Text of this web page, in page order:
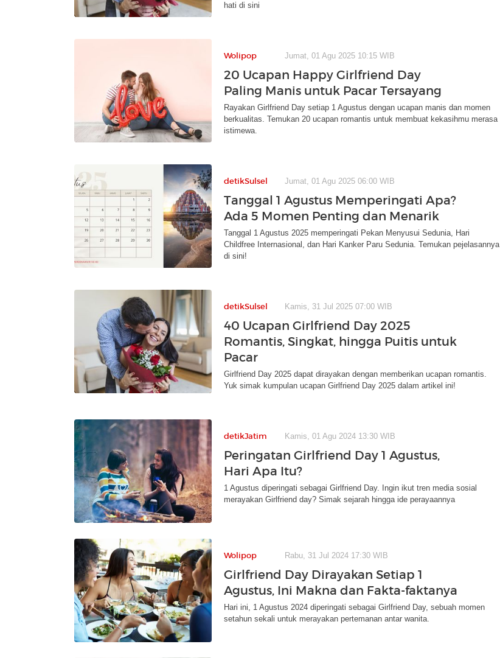
hati di sini
Wolipop Jumat, 01 Agu 2025 10:15 WIB
20 Ucapan Happy Girlfriend Day
Paling Manis untuk Pacar Tersayang
Rayakan Girlfriend Day setiap 1 Agustus dengan ucapan manis dan momen
berkualitas. Temukan 20 ucapan romantis untuk membuat kekasihmu merasa
istimewa.
detikSulsel Jumat, 01 Agu 2025 06:00 WIB
Tanggal 1 Agustus Memperingati Apa?
Ada 5 Momen Penting dan Menarik
Tanggal 1 Agustus 2025 memperingati Pekan Menyusui Sedunia, Hari
Childfree Internasional, dan Hari Kanker Paru Sedunia. Temukan pejelasannya
di sini!
detikSulsel Kamis, 31 Jul 2025 07:00 WIB
40 Ucapan Girlfriend Day 2025
Romantis, Singkat, hingga Puitis untuk
Pacar
Girlfriend Day 2025 dapat dirayakan dengan memberikan ucapan romantis.
Yuk simak kumpulan ucapan Girlfriend Day 2025 dalam artikel ini!
detikJatim Kamis, 01 Agu 2024 13:30 WIB
Peringatan Girlfriend Day 1 Agustus,
Hari Apa Itu?
1 Agustus diperingati sebagai Girlfriend Day. Ingin ikut tren media sosial
merayakan Girlfriend day? Simak sejarah hingga ide perayaannya
Wolipop Rabu, 31 Jul 2024 17:30 WIB
Girlfriend Day Dirayakan Setiap 1
Agustus, Ini Makna dan Fakta-faktanya
Hari ini, 1 Agustus 2024 diperingati sebagai Girlfriend Day, sebuah momen
setahun sekali untuk merayakan pertemanan antar wanita.